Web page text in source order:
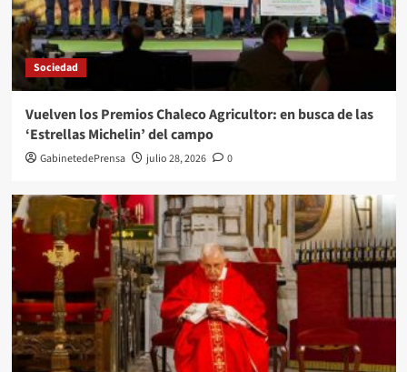
Sociedad
Vuelven los Premios Chaleco Agricultor: en busca de las
‘Estrellas Michelin’ del campo
GabinetedePrensa julio 28, 2026 0